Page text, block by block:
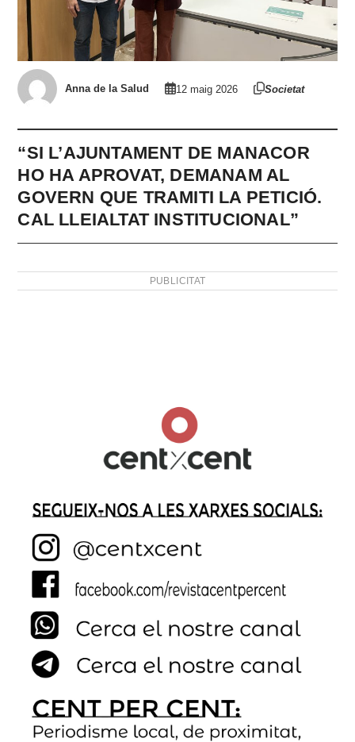
Anna de la Salud 12 maig 2026 Societat
“SI L’AJUNTAMENT DE MANACOR
HO HA APROVAT, DEMANAM AL
GOVERN QUE TRAMITI LA PETICIÓ.
CAL LLEIALTAT INSTITUCIONAL”
PUBLICITAT